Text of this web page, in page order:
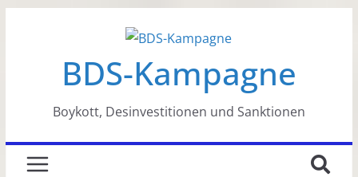
BDS-Kampagne
Boykott, Desinvestitionen und Sanktionen